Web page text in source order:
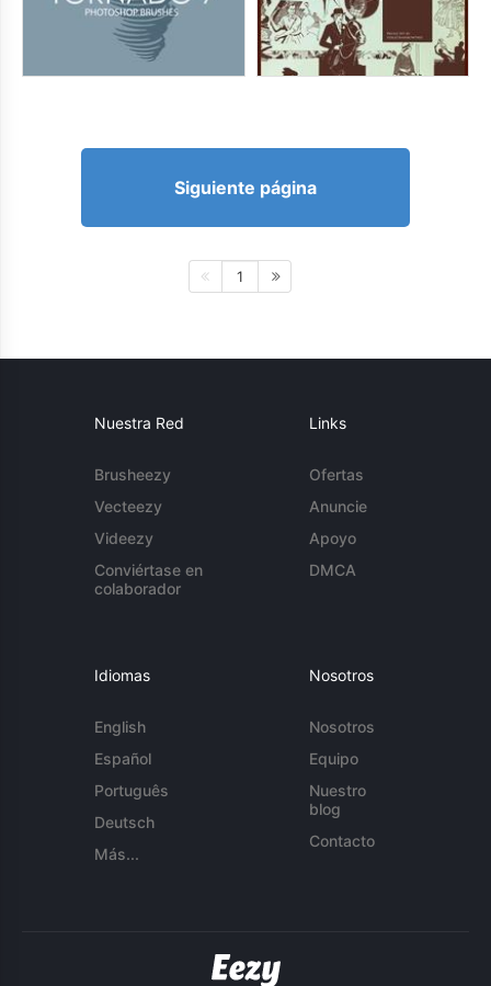
Siguiente página
1
Nuestra Red
Brusheezy
Vecteezy
Videezy
Conviértase en
colaborador
Links
Ofertas
Anuncie
Apoyo
DMCA
Idiomas
English
Español
Português
Deutsch
Más...
Nosotros
Nosotros
Equipo
Nuestro
blog
Contacto